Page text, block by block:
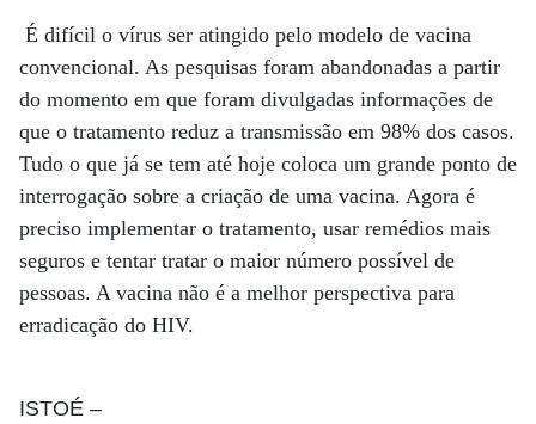
É difícil o vírus ser atingido pelo modelo de vacina
convencional. As pesquisas foram abandonadas a partir
do momento em que foram divulgadas informações de
que o tratamento reduz a transmissão em 98% dos casos.
Tudo o que já se tem até hoje coloca um grande ponto de
interrogação sobre a criação de uma vacina. Agora é
preciso implementar o tratamento, usar remédios mais
seguros e tentar tratar o maior número possível de
pessoas. A vacina não é a melhor perspectiva para
erradicação do HIV.
ISTOÉ –